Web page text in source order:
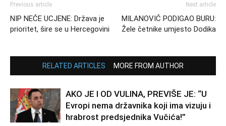
Previous article
NIP NEĆE UCJENE: Država je
prioritet, šire se u Hercegovini
Next article
MILANOVIĆ PODIGAO BURU:
Žele četnike umjesto Dodika
RELATED ARTICLES MORE FROM AUTHOR
AKO JE I OD VULINA, PREVIŠE JE: “U
Evropi nema državnika koji ima vizuju i
hrabrost predsjednika Vučića!”